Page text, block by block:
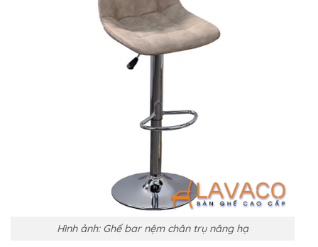
Hình ảnh: Ghế bar nệm chân trụ nâng hạ